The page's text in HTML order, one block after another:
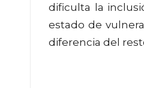
dificulta la
estado de
diferencia del